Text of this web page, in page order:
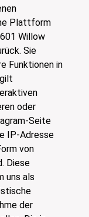
Plattform
Willow
Sie
Funktionen in
oder
Seite
IP-Adresse
von
Diese
uns als
der